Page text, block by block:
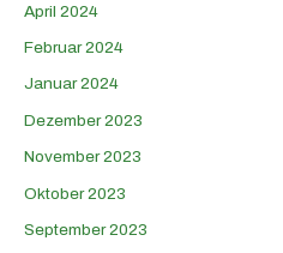
April 2024
Februar 2024
Januar 2024
Dezember 2023
November 2023
Oktober 2023
September 2023